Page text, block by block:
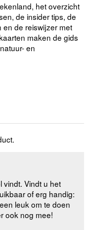
het overzicht
de insider tips, de
de reiswijzer met
maken de gids
en
vindt. Vindt u het
of erg handig:
leuk om te doen
ook nog mee!